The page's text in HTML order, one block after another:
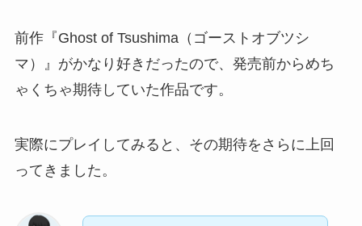
前作『Ghost of Tsushima（ゴーストオブツシ
マ）』がかなり好きだったので、発売前からめち
ゃくちゃ期待していた作品です。
実際にプレイしてみると、その期待をさらに上回
ってきました。